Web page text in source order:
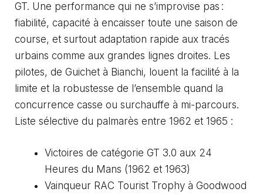
GT. Une performance qui ne s’improvise pas :
fiabilité, capacité à encaisser toute une saison de
course, et surtout adaptation rapide aux tracés
urbains comme aux grandes lignes droites. Les
pilotes, de Guichet à Bianchi, louent la facilité à la
limite et la robustesse de l’ensemble quand la
concurrence casse ou surchauffe à mi-parcours.
Liste sélective du palmarès entre 1962 et 1965 :
Victoires de catégorie GT 3.0 aux 24
Heures du Mans (1962 et 1963)
Vainqueur RAC Tourist Trophy à Goodwood